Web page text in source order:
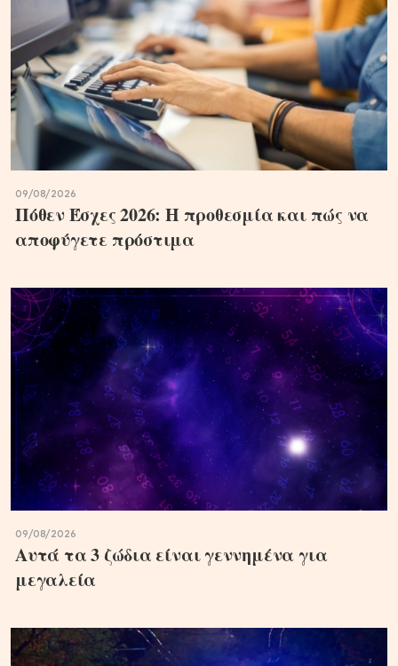
09/08/2026
Πόθεν Έσχες 2026: Η προθεσμία και πώς να
αποφύγετε πρόστιμα
09/08/2026
Αυτά τα 3 ζώδια είναι γεννημένα για
μεγαλεία